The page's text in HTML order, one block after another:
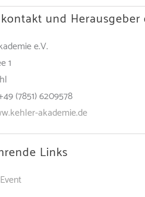
und
e.V.
1
(7851) 6209578
akademie.de
Links